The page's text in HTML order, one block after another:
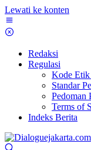
Lewati ke konten
Redaksi
Regulasi
Kode Etik
Standar
Pedoman
Terms of
Indeks Berita